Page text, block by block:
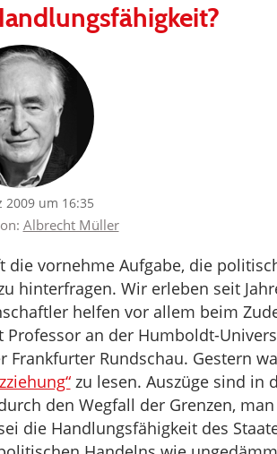
2009 um 16:35
Albrecht Müller
vornehme Aufgabe, die
hinterfragen. Wir erleben seit
helfen vor allem beim
an der Humboldt-
Rundschau. Gestern
zu lesen. Auszüge sind in
den Wegfall der Grenzen,
die Handlungsfähigkeit des